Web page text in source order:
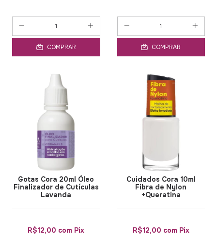
COMPRAR COMPRAR
Gotas Cora 20ml Óleo
Finalizador de Cutículas
Lavanda
R$12,00 com Pix
Cuidados Cora 10ml
Fibra de Nylon
+Queratina
R$12,00 com Pix